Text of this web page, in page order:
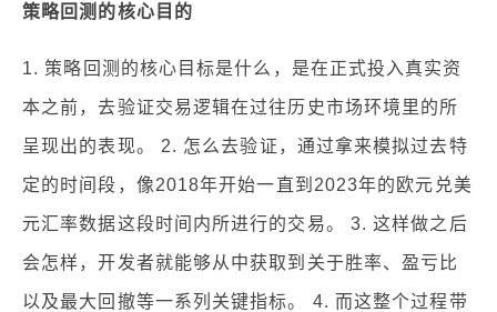
策略回测的核心目的
1. 策略回测的核心目标是什么，是在正式投入真实资
本之前，去验证交易逻辑在过往历史市场环境里的所
呈现出的表现。 2. 怎么去验证，通过拿来模拟过去特
定的时间段，像2018年开始一直到2023年的欧元兑美
元汇率数据这段时间内所进行的交易。 3. 这样做之后
会怎样，开发者就能够从中获取到关于胜率、盈亏比
以及最大回撤等一系列关键指标。 4. 而这整个过程带